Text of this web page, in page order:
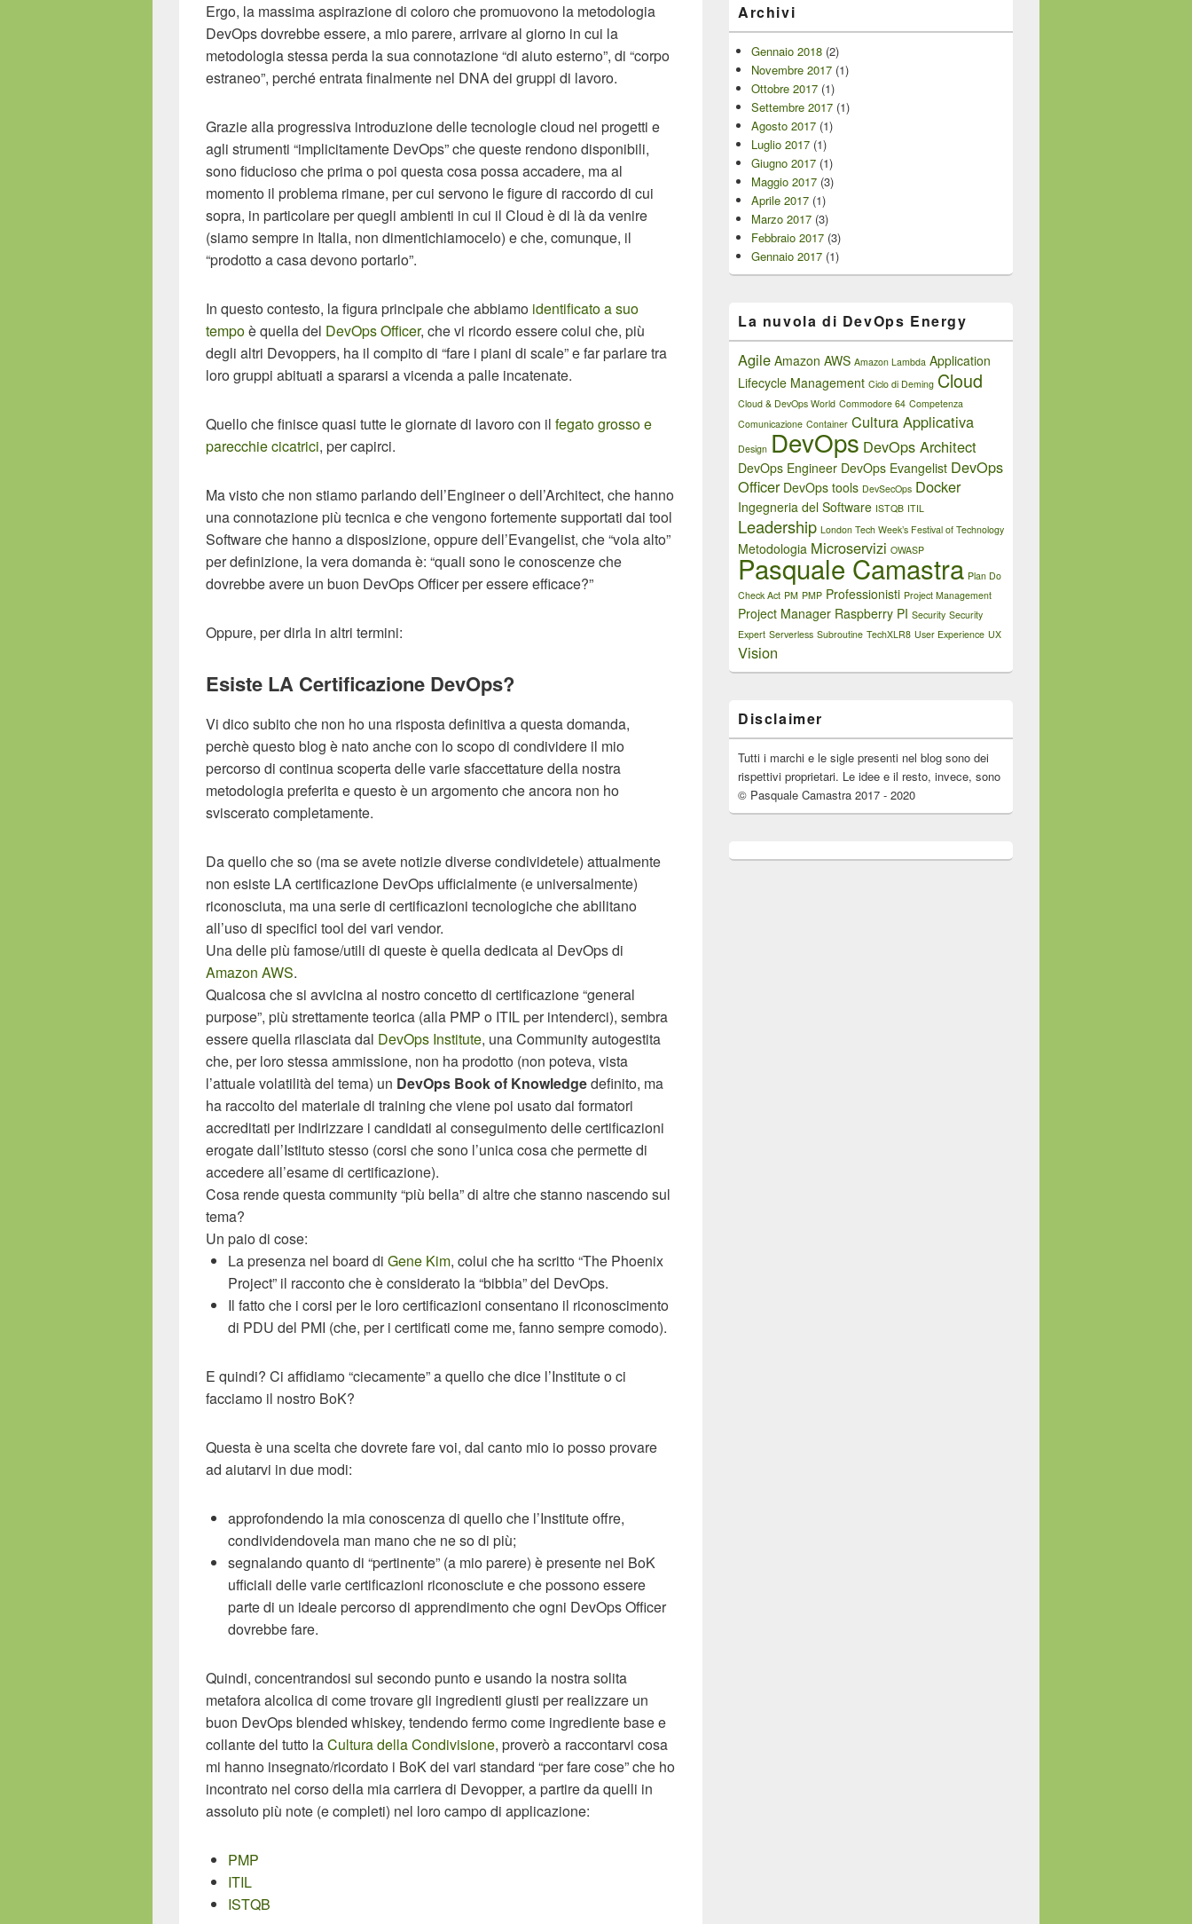
Ergo, la massima aspirazione di coloro che promuovono la metodologia
DevOps dovrebbe essere, a mio parere, arrivare al giorno in cui la
metodologia stessa perda la sua connotazione “di aiuto esterno”, di “corpo
estraneo”, perché entrata finalmente nel DNA dei gruppi di lavoro.
Grazie alla progressiva introduzione delle tecnologie cloud nei progetti e
agli strumenti “implicitamente DevOps” che queste rendono disponibili,
sono fiducioso che prima o poi questa cosa possa accadere, ma al
momento il problema rimane, per cui servono le figure di raccordo di cui
sopra, in particolare per quegli ambienti in cui il Cloud è di là da venire
(siamo sempre in Italia, non dimentichiamocelo) e che, comunque, il
“prodotto a casa devono portarlo”.
In questo contesto, la figura principale che abbiamo identificato a suo
tempoè quella del DevOps Officer, che vi ricordo essere colui che, più
degli altri Devoppers, ha il compito di “fare i piani di scale” e far parlare tra
loro gruppi abituati a spararsi a vicenda a palle incatenate.
Quello che finisce quasi tutte le giornate di lavoro con il fegato grosso e
parecchie cicatrici, per capirci.
Ma visto che non stiamo parlando dell’Engineer o dell’Architect, che hanno
una connotazione più tecnica e che vengono fortemente supportati dai tool
Software che hanno a disposizione, oppure dell’Evangelist, che “vola alto”
per definizione, la vera domanda è: “quali sono le conoscenze che
dovrebbe avere un buon DevOps Officer per essere efficace?”
Oppure, per dirla in altri termini:
Esiste LA Certificazione DevOps?
Vi dico subito che non ho una risposta definitiva a questa domanda,
perchè questo blog è nato anche con lo scopo di condividere il mio
percorso di continua scoperta delle varie sfaccettature della nostra
metodologia preferita e questo è un argomento che ancora non ho
sviscerato completamente.
Da quello che so (ma se avete notizie diverse condividetele) attualmente
non esiste LA certificazione DevOps ufficialmente (e universalmente)
riconosciuta, ma una serie di certificazioni tecnologiche che abilitano
all’uso di specifici tool dei vari vendor.
Una delle più famose/utili di queste è quella dedicata al DevOps di
Amazon AWS.
Qualcosa che si avvicina al nostro concetto di certificazione “general
purpose”, più strettamente teorica (alla PMP o ITIL per intenderci), sembra
essere quella rilasciata dal DevOps Institute, una Community autogestita
che, per loro stessa ammissione, non ha prodotto (non poteva, vista
l’attuale volatilità del tema) un DevOps Book of Knowledgedefinito, ma
ha raccolto del materiale di training che viene poi usato dai formatori
accreditati per indirizzare i candidati al conseguimento delle certificazioni
erogate dall’Istituto stesso (corsi che sono l’unica cosa che permette di
accedere all’esame di certificazione).
Cosa rende questa community “più bella” di altre che stanno nascendo sul
tema?
Un paio di cose:
La presenza nel board di Gene Kim, colui che ha scritto “The Phoenix
Project” il racconto che è considerato la “bibbia” del DevOps.
Il fatto che i corsi per le loro certificazioni consentano il riconoscimento
di PDU del PMI (che, per i certificati come me, fanno sempre comodo).
E quindi? Ci affidiamo “ciecamente” a quello che dice l’Institute o ci
facciamo il nostro BoK?
Questa è una scelta che dovrete fare voi, dal canto mio io posso provare
ad aiutarvi in due modi:
approfondendo la mia conoscenza di quello che l’Institute offre,
condividendovela man mano che ne so di più;
segnalando quanto di “pertinente” (a mio parere) è presente nei BoK
ufficiali delle varie certificazioni riconosciute e che possono essere
parte di un ideale percorso di apprendimento che ogni DevOps Officer
dovrebbe fare.
Quindi, concentrandosi sul secondo punto e usando la nostra solita
metafora alcolica di come trovare gli ingredienti giusti per realizzare un
buon DevOps blended whiskey, tendendo fermo come ingrediente base e
collante del tutto laCultura della Condivisione, proverò a raccontarvi cosa
mi hanno insegnato/ricordato i BoK dei vari standard “per fare cose” che ho
incontrato nel corso della mia carriera di Devopper, a partire da quelli in
assoluto più note (e completi) nel loro campo di applicazione:
PMP
ITIL
ISTQB
Archivi
Gennaio 2018 (2)
Novembre 2017 (1)
Ottobre 2017 (1)
Settembre 2017 (1)
Agosto 2017 (1)
Luglio 2017 (1)
Giugno 2017 (1)
Maggio 2017 (3)
Aprile 2017 (1)
Marzo 2017 (3)
Febbraio 2017 (3)
Gennaio 2017 (1)
La nuvola di DevOps Energy
Agile Amazon AWS Amazon Lambda Application
Lifecycle Management Ciclo di Deming Cloud
Cloud & DevOps World Commodore 64 Competenza
Comunicazione Container Cultura Applicativa
Design DevOps DevOps Architect
DevOps Engineer DevOps Evangelist DevOps
Officer DevOps tools DevSecOps Docker
Ingegneria del Software ISTQB ITIL
Leadership London Tech Week’s Festival of Technology
Metodologia Microservizi OWASP
Pasquale Camastra Plan Do
Check Act PM PMP Professionisti Project Management
Project Manager Raspberry PI Security Security
Expert Serverless Subroutine TechXLR8 User Experience UX
Vision
Disclaimer
Tutti i marchi e le sigle presenti nel blog sono dei
rispettivi proprietari. Le idee e il resto, invece, sono
© Pasquale Camastra 2017 - 2020